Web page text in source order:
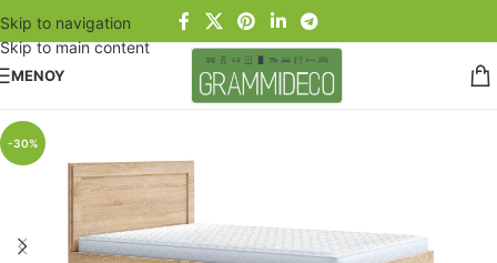
Skip to navigation
Skip to main content
ΜΕΝΟΥ
-30%